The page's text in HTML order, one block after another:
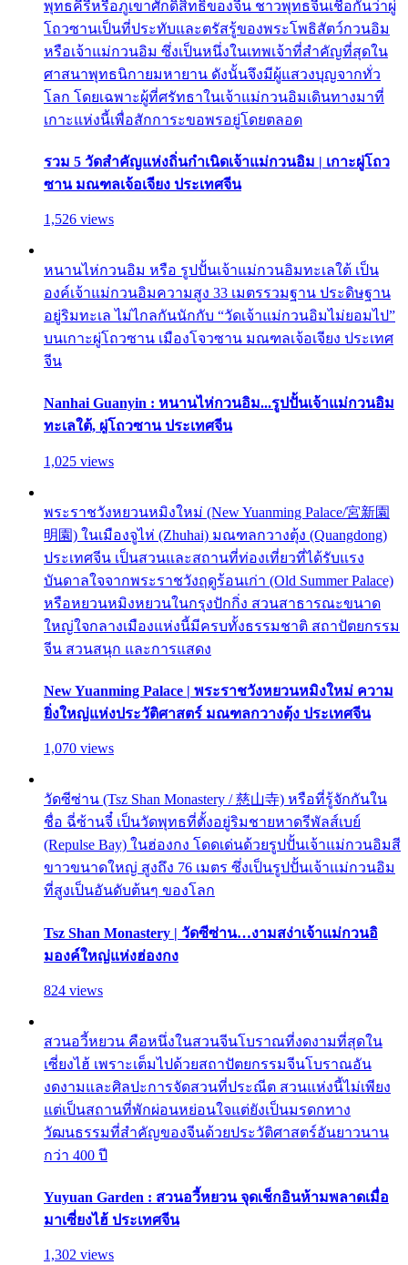
พุทธคีรีหรือภูเขาศักดิ์สิทธิ์ของจีน ชาวพุทธจีนเชื่อกันว่าผู่
โถวซานเป็นที่ประทับและตรัสรู้ของพระโพธิสัตว์กวนอิม
หรือเจ้าแม่กวนอิม ซึ่งเป็นหนึ่งในเทพเจ้าที่สำคัญที่สุดใน
ศาสนาพุทธนิกายมหายาน ดังนั้นจึงมีผู้แสวงบุญจากทั่ว
โลก โดยเฉพาะผู้ที่ศรัทธาในเจ้าแม่กวนอิมเดินทางมาที่
เกาะแห่งนี้เพื่อสักการะขอพรอยู่โดยตลอด
รวม 5 วัดสำคัญแห่งถิ่นกำเนิดเจ้าแม่กวนอิม | เกาะผู่โถว
ซาน มณฑลเจ้อเจียง ประเทศจีน
1,526 views
หนานไห่กวนอิม หรือ รูปปั้นเจ้าแม่กวนอิมทะเลใต้ เป็น
องค์เจ้าแม่กวนอิมความสูง 33 เมตรรวมฐาน ประดิษฐาน
อยู่ริมทะเล ไม่ไกลกันนักกับ “วัดเจ้าแม่กวนอิมไม่ยอมไป”
บนเกาะผู่โถวซาน เมืองโจวซาน มณฑลเจ้อเจียง ประเทศ
จีน
Nanhai Guanyin : หนานไห่กวนอิม...รูปปั้นเจ้าแม่กวนอิม
ทะเลใต้, ผู่โถวซาน ประเทศจีน
1,025 views
พระราชวังหยวนหมิงใหม่ (New Yuanming Palace/宮新園
明園) ในเมืองจูไห่ (Zhuhai) มณฑลกวางตุ้ง (Quangdong)
ประเทศจีน เป็นสวนและสถานที่ท่องเที่ยวที่ได้รับแรง
บันดาลใจจากพระราชวังฤดูร้อนเก่า (Old Summer Palace)
หรือหยวนหมิงหยวนในกรุงปักกิ่ง สวนสาธารณะขนาด
ใหญ่ใจกลางเมืองแห่งนี้มีครบทั้งธรรมชาติ สถาปัตยกรรม
จีน สวนสนุก และการแสดง
New Yuanming Palace | พระราชวังหยวนหมิงใหม่ ความ
ยิ่งใหญ่แห่งประวัติศาสตร์ มณฑลกวางตุ้ง ประเทศจีน
1,070 views
วัดซีซ่าน (Tsz Shan Monastery / 慈山寺) หรือที่รู้จักกันใน
ชื่อ ฉี่ซ้านจี๋ เป็นวัดพุทธที่ตั้งอยู่ริมชายหาดรีพัลส์เบย์
(Repulse Bay) ในฮ่องกง โดดเด่นด้วยรูปปั้นเจ้าแม่กวนอิมสี
ขาวขนาดใหญ่ สูงถึง 76 เมตร ซึ่งเป็นรูปปั้นเจ้าแม่กวนอิม
ที่สูงเป็นอันดับต้นๆ ของโลก
Tsz Shan Monastery | วัดซีซ่าน…งามสง่าเจ้าแม่กวนอิ
มองค์ใหญ่แห่งฮ่องกง
824 views
สวนอวี้หยวน คือหนึ่งในสวนจีนโบราณที่งดงามที่สุดใน
เซี่ยงไฮ้ เพราะเต็มไปด้วยสถาปัตยกรรมจีนโบราณอัน
งดงามและศิลปะการจัดสวนที่ประณีต สวนแห่งนี้ไม่เพียง
แต่เป็นสถานที่พักผ่อนหย่อนใจแต่ยังเป็นมรดกทาง
วัฒนธรรมที่สำคัญของจีนด้วยประวัติศาสตร์อันยาวนาน
กว่า 400 ปี
Yuyuan Garden : สวนอวี้หยวน จุดเช็กอินห้ามพลาดเมื่อ
มาเซี่ยงไฮ้ ประเทศจีน
1,302 views